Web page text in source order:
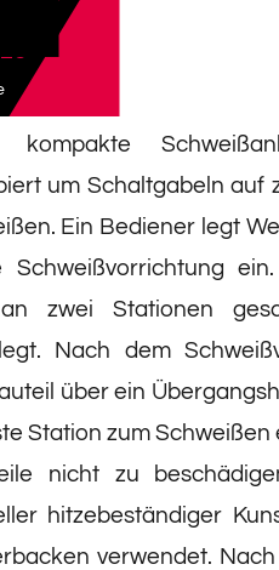
kompakte
um Schaltgabeln auf
Ein Bediener legt
Schweißvorrichtung
zwei Stationen
Nach dem
über ein
Station zum Schweißen
nicht zu
hitzebeständiger
verwendet.